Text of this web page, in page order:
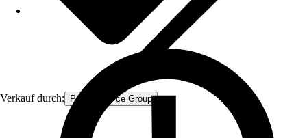
Verkauf durch: Procommerce Group